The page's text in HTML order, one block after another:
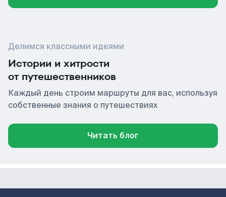
Делимся классными идеями
Истории и хитрости
от путешественников
Каждый день строим маршруты для вас, используя
собственные знания о путешествиях
Читать блог